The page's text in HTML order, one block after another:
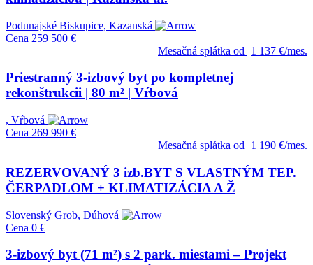
Podunajské Biskupice, Kazanská
Cena 259 500 €
Mesačná splátka od
1 137 €/mes.
Priestranný 3-izbový byt po kompletnej
rekonštrukcii | 80 m² | Vŕbová
, Vŕbová
Cena 269 990 €
Mesačná splátka od
1 190 €/mes.
REZERVOVANÝ 3 izb.BYT S VLASTNÝM TEP.
ČERPADLOM + KLIMATIZÁCIA A Ž
Slovenský Grob, Dúhová
Cena 0 €
3-izbový byt (71 m²) s 2 park. miestami – Projekt